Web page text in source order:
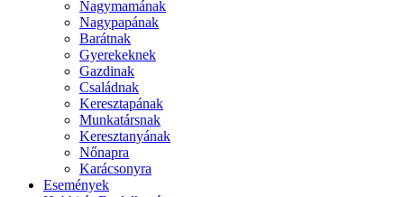
Nagymamának
Nagypapának
Barátnak
Gyerekeknek
Gazdinak
Családnak
Keresztapának
Munkatársnak
Keresztanyának
Nőnapra
Karácsonyra
Események